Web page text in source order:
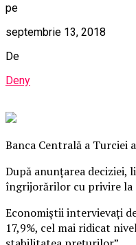
pe
septembrie 13, 2018
De
Deny
Banca Centrală a Turciei
După anunţarea deciziei,
îngrijorărilor cu privire la
Economiştii intervievaţi
17,9%, cel mai ridicat